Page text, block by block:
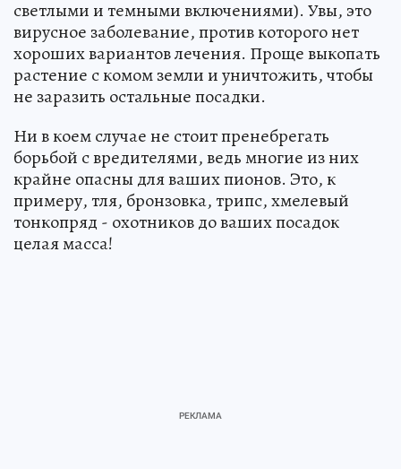
светлыми и темными включениями). Увы, это
вирусное заболевание, против которого нет
хороших вариантов лечения. Проще выкопать
растение с комом земли и уничтожить, чтобы
не заразить остальные посадки.
Ни в коем случае не стоит пренебрегать
борьбой с вредителями, ведь многие из них
крайне опасны для ваших пионов. Это, к
примеру, тля, бронзовка, трипс, хмелевый
тонкопряд - охотников до ваших посадок
целая масса!